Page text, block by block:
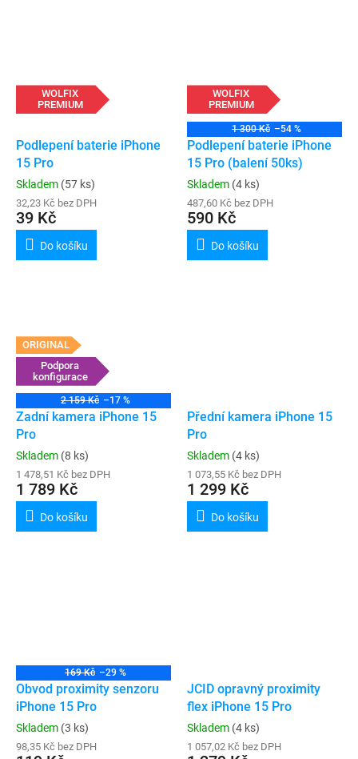
WOLFIX
PREMIUM
Podlepení baterie iPhone
15 Pro
Skladem (57 ks)
32,23 Kč bez DPH
39 Kč
Do košíku
WOLFIX
PREMIUM
1 300 Kč –54 %
Podlepení baterie iPhone
15 Pro (balení 50ks)
Skladem (4 ks)
487,60 Kč bez DPH
590 Kč
Do košíku
ORIGINAL
Podpora
konfigurace
2 159 Kč –17 %
Zadní kamera iPhone 15
Pro
Skladem (8 ks)
1 478,51 Kč bez DPH
1 789 Kč
Do košíku
Přední kamera iPhone 15
Pro
Skladem (4 ks)
1 073,55 Kč bez DPH
1 299 Kč
Do košíku
169 Kč –29 %
Obvod proximity senzoru
iPhone 15 Pro
Skladem (3 ks)
98,35 Kč bez DPH
JCID opravný proximity
flex iPhone 15 Pro
Skladem (4 ks)
1 057,02 Kč bez DPH